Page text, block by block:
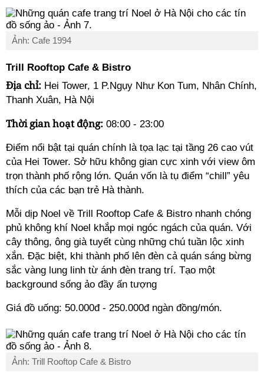
Ảnh: Cafe 1994
Trill Rooftop Cafe & Bistro
Địa chỉ: Hei Tower, 1 P.Ngụy Như Kon Tum, Nhân Chính,
Thanh Xuân, Hà Nội
Thời gian hoạt động: 08:00 - 23:00
Điểm nổi bật tại quán chính là tọa lạc tại tầng 26 cao vút
của Hei Tower. Sở hữu không gian cực xinh với view ôm
trọn thành phố rộng lớn. Quán vốn là tụ điểm “chill” yêu
thích của các bạn trẻ Hà thành.
Mỗi dịp Noel về Trill Rooftop Cafe & Bistro nhanh chóng
phủ không khí Noel khắp mọi ngóc ngách của quán. Với
cây thông, ông già tuyết cùng những chú tuần lộc xinh
xắn. Đặc biệt, khi thành phố lên đèn cả quán sáng bừng
sắc vàng lung linh từ ánh đèn trang trí. Tạo một
background sống ảo đầy ấn tượng
Giá đồ uống: 50.000đ - 250.000đ ngàn đồng/món.
Ảnh: Trill Rooftop Cafe & Bistro